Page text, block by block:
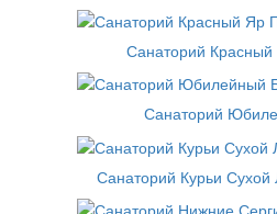
Санаторий
Санаторий
Санаторий Курьи Сухой